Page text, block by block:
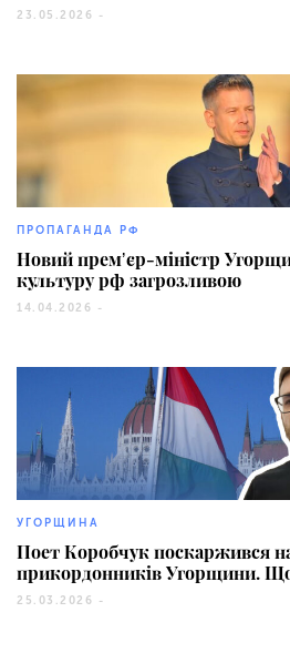
23.05.2026 -
ПРОПАГАНДА РФ
Новий премʼєр-міністр
культуру рф загрозливою
14.04.2026 -
УГОРЩИНА
Поет Коробчук поскаржився
прикордонників Угорщини.
25.03.2026 -